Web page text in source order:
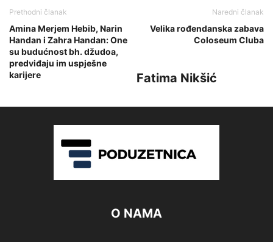
Prethodni članak
Amina Merjem Hebib, Narin
Handan i Zahra Handan: One
su budućnost bh. džudoa,
predviđaju im uspješne
karijere
Naredni članak
Velika rođendanska zabava
Coloseum Cluba
Fatima Nikšić
O NAMA